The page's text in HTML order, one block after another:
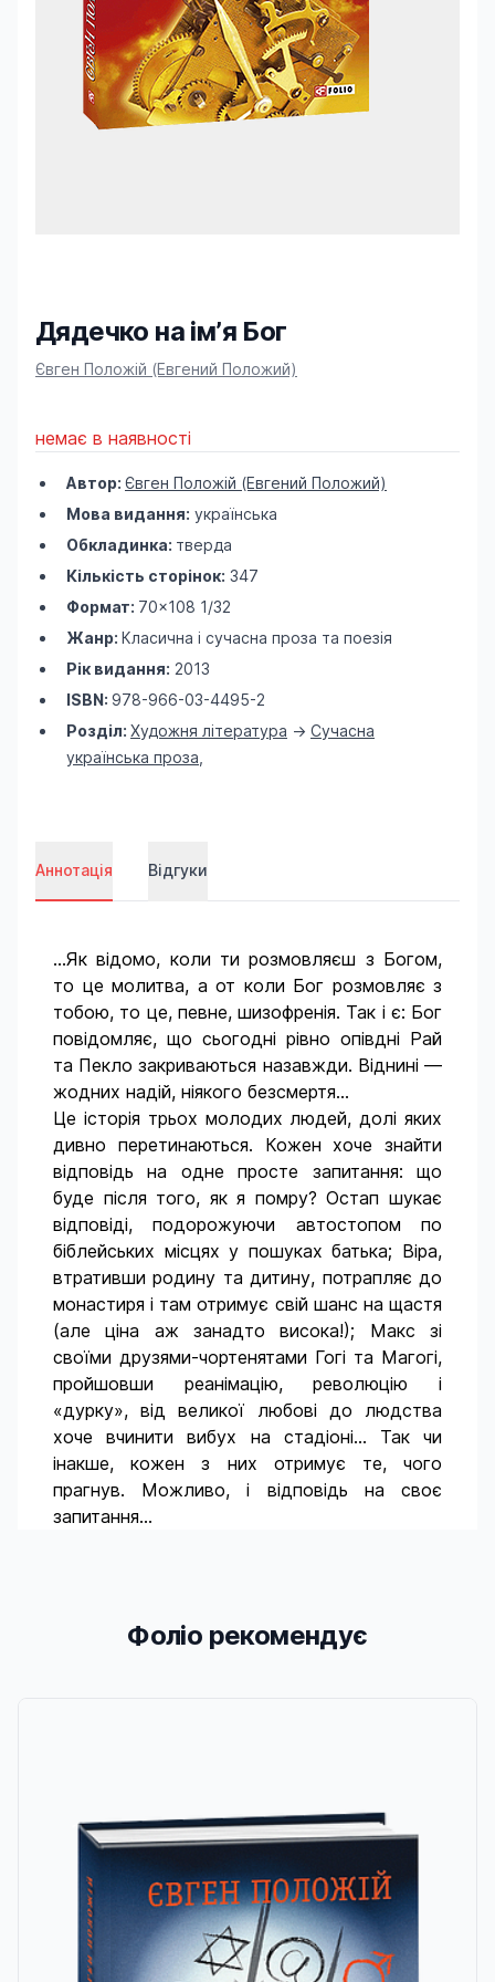
Дядечко на ім’я Бог
Product information
Євген Положій (Евгений Положий)
немає в наявності
Автор: Євген Положій (Евгений Положий)
Мова видання: українська
Обкладинка: тверда
Кількість сторінок: 347
Формат: 70×108 1/32
Жанр: Класична і сучасна проза та поезія
Рік видання: 2013
ISBN: 978-966-03-4495-2
Розділ: Художня література -> Сучасна
українська проза
Аннотація Відгуки
...Як відомо, коли ти розмовляєш з Богом,
то це молитва, а от коли Бог розмовляє з
тобою, то це, певне, шизофренія. Так і є: Бог
повідомляє, що сьогодні рівно опівдні Рай
та Пекло закриваються назавжди. Віднині —
жодних надій, ніякого безсмертя...
Це історія трьох молодих людей, долі яких
дивно перетинаються. Кожен хоче знайти
відповідь на одне просте запитання: що
буде після того, як я помру? Остап шукає
відповіді, подорожуючи автостопом по
біблейських місцях у пошуках батька; Віра,
втративши родину та дитину, потрапляє до
монастиря і там отримує свій шанс на щастя
(але ціна аж занадто висока!); Макс зі
своїми друзями-чортенятами Гогі та Магогі,
пройшовши реанімацію, революцію і
«дурку», від великої любові до людства
хоче вчинити вибух на стадіоні... Так чи
інакше, кожен з них отримує те, чого
прагнув. Можливо, і відповідь на своє
запитання...
Фоліо рекомендує